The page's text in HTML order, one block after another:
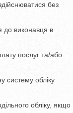
без
до виконавця в
послуг та/або
систему обліку
обліку, якщо